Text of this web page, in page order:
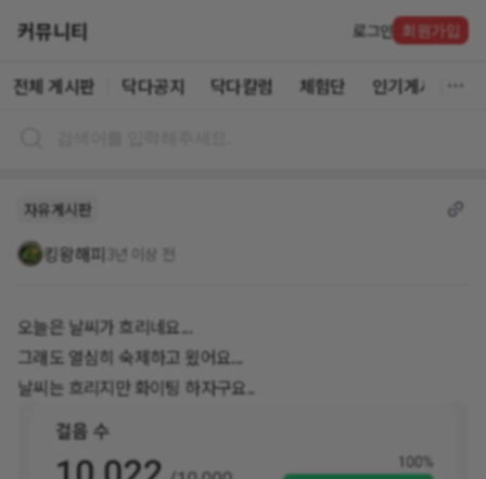
커뮤니티 로그인 회원가입
전체 게시판 닥다공지 닥다칼럼 체험단 인기게시글
자유게시판
킹왕해피 3년 이상 전
오늘은 날씨가 흐리네요...
그래도 열심히 숙제하고 욌어요...
날씨는 흐리지만 화이팅 하자구요..